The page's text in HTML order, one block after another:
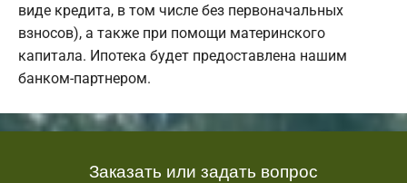
виде кредита, в том числе без первоначальных
взносов), а также при помощи материнского
капитала. Ипотека будет предоставлена нашим
банком-партнером.
Заказать или задать вопрос